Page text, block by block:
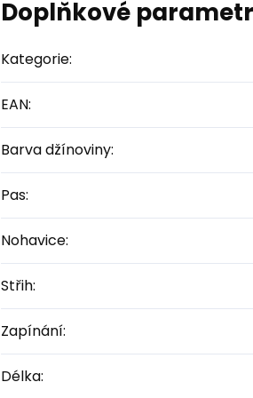
Doplňkové
Kategorie:
EAN:
Barva džínoviny:
Pas:
Nohavice:
Střih:
Zapínání:
Délka: